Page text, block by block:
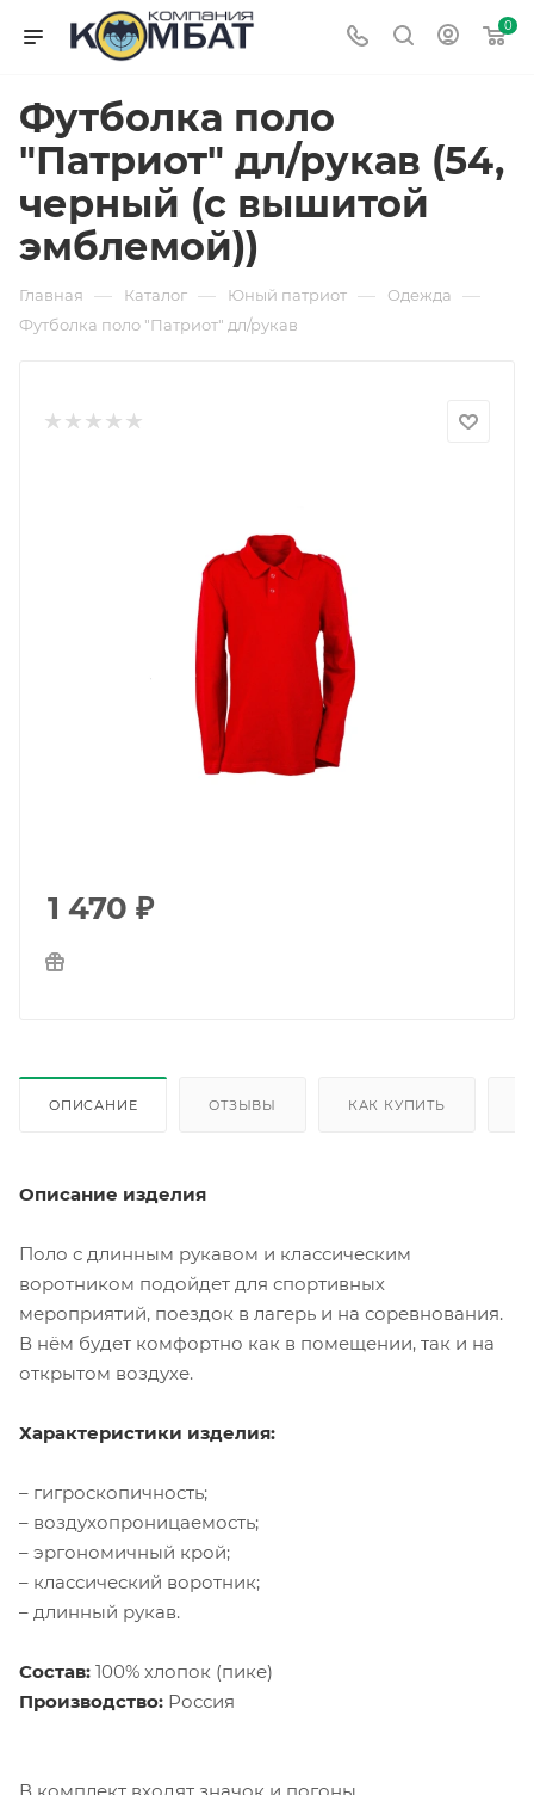
0
Футболка поло
"Патриот" дл/рукав (54,
черный (с вышитой
эмблемой))
Главная — Каталог — Юный патриот — Одежда —
Футболка поло "Патриот" дл/рукав
1 470 ₽
ОПИСАНИЕ ОТЗЫВЫ КАК КУПИТЬ
Описание изделия
Поло с длинным рукавом и классическим
воротником подойдет для спортивных
мероприятий, поездок в лагерь и на соревнования.
В нём будет комфортно как в помещении, так и на
открытом воздухе.
Характеристики изделия:
– гигроскопичность;
– воздухопроницаемость;
– эргономичный крой;
– классический воротник;
– длинный рукав.
Состав: 100% хлопок (пике)
Производство: Россия